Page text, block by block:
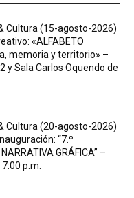
Cultura (15-agosto-2026)
«ALFABETO
memoria y territorio» –
y Sala Carlos Oquendo de
Cultura (20-agosto-2026)
“7.º
GRÁFICA” –
p.m.